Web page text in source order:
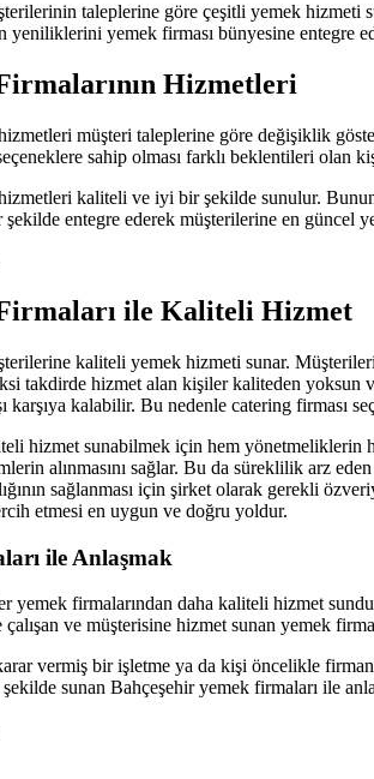
taleplerine göre çeşitli yemek hizmeti
yeniliklerini yemek firması bünyesine entegre
Hizmetleri
müşteri taleplerine göre değişiklik
sahip olması farklı beklentileri olan
kaliteli ve iyi bir şekilde sunulur.
entegre ederek müşterilerine en güncel
ile Kaliteli Hizmet
kaliteli yemek hizmeti sunar.
takdirde hizmet alan kişiler kaliteden yoksun
karşıya kalabilir. Bu nedenle catering firması
hizmet sunabilmek için hem yönetmeliklerin
alınmasını sağlar. Bu da süreklilik arz
sağlanması için şirket olarak gerekli
etmesi en uygun ve doğru yoldur.
ile Anlaşmak
yemek firmalarından daha kaliteli hizmet
ve müşterisine hizmet sunan yemek
vermiş bir işletme ya da kişi öncelikle
sunan Bahçeşehir yemek firmaları ile